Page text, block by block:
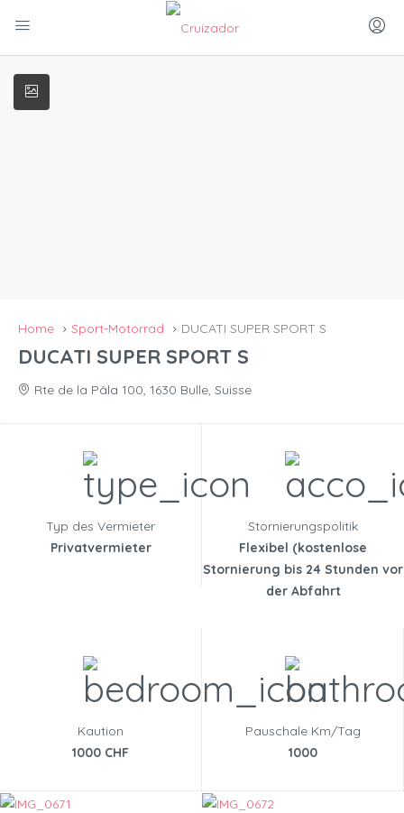
Home Sport-Motorrad DUCATI SUPER SPORT S
DUCATI SUPER SPORT S
Rte de la Pâla 100, 1630 Bulle, Suisse
Typ des Vermieter
Privatvermieter
Stornierungspolitik
Flexibel (kostenlose
Stornierung bis 24 Stunden vor
der Abfahrt
Kaution
1000 CHF
Pauschale Km/Tag
1000